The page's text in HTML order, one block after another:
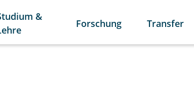
&
Forschung Transfer